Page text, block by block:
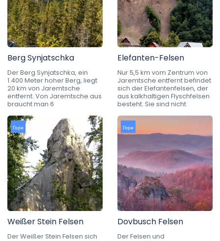
Berg Synjatschka
Der Berg Synjatschka, ein
1.400 Meter hoher Berg, liegt
20 km von Jaremtsche
entfernt. Von Jaremtsche aus
braucht man 6
Elefanten-Felsen
Nur 5,5 km vom Zentrum von
Jaremtsche entfernt befindet
sich der Elefantenfelsen, der
aus kalkhaltigen Flyschfelsen
besteht. Sie sind nicht
Гори
Weißer Stein Felsen
Der Weißer Stein Felsen sich
Гори
Dovbusch Felsen
Der Felsen und